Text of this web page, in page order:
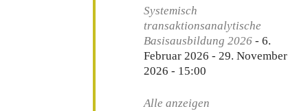
Systemisch
transaktionsanalytische
Basisausbildung 2026 - 6.
Februar 2026 - 29. November
2026 - 15:00
Alle anzeigen